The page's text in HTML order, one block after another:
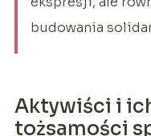
budowania
Aktywiści i
tożsamości